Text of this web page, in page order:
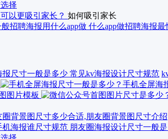
择
以更吸引家长？ 如何吸引家长
招聘海报用什么app做 什么app做招聘海报最
圈背景图尺寸多少合适,朋友圈背景图尺寸介绍
机海报谁尺寸规范 朋友圈海报设计尺寸一般